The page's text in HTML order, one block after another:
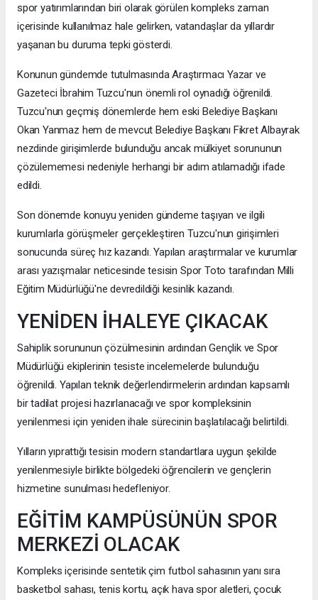
spor yatırımlarından biri olarak görülen kompleks zaman
içerisinde kullanılmaz hale gelirken, vatandaşlar da yıllardır
yaşanan bu duruma tepki gösterdi.
Konunun gündemde tutulmasında Araştırmacı Yazar ve
Gazeteci İbrahim Tuzcu'nun önemli rol oynadığı öğrenildi.
Tuzcu'nun geçmiş dönemlerde hem eski Belediye Başkanı
Okan Yanmaz hem de mevcut Belediye Başkanı Fikret Albayrak
nezdinde girişimlerde bulunduğu ancak mülkiyet sorununun
çözülememesi nedeniyle herhangi bir adım atılamadığı ifade
edildi.
Son dönemde konuyu yeniden gündeme taşıyan ve ilgili
kurumlarla görüşmeler gerçekleştiren Tuzcu'nun girişimleri
sonucunda süreç hız kazandı. Yapılan araştırmalar ve kurumlar
arası yazışmalar neticesinde tesisin Spor Toto tarafından Milli
Eğitim Müdürlüğü'ne devredildiği kesinlik kazandı.
YENİDEN İHALEYE ÇIKACAK
Sahiplik sorununun çözülmesinin ardından Gençlik ve Spor
Müdürlüğü ekiplerinin tesiste incelemelerde bulunduğu
öğrenildi. Yapılan teknik değerlendirmelerin ardından kapsamlı
bir tadilat projesi hazırlanacağı ve spor kompleksinin
yenilenmesi için yeniden ihale sürecinin başlatılacağı belirtildi.
Yılların yıprattığı tesisin modern standartlara uygun şekilde
yenilenmesiyle birlikte bölgedeki öğrencilerin ve gençlerin
hizmetine sunulması hedefleniyor.
EĞİTİM KAMPÜSÜNÜN SPOR
MERKEZİ OLACAK
Kompleks içerisinde sentetik çim futbol sahasının yanı sıra
basketbol sahası, tenis kortu, açık hava spor aletleri, çocuk